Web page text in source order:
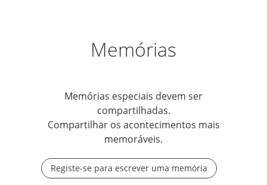
Memórias
Memórias especiais devem ser
compartilhadas.
Compartilhar os acontecimentos mais
memoráveis.
Registe-se para escrever uma memória